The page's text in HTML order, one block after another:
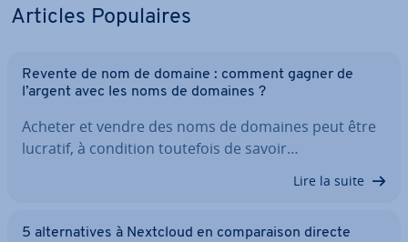
Articles Po­pu­laires
Revente de nom de domaine : comment gagner de
l’argent avec les noms de domaines ?
Acheter et vendre des noms de domaines peut être
lucratif, à condition toutefois de savoir…
Lire la suite
5 al­ter­na­tives à Nextcloud en com­pa­rai­son directe